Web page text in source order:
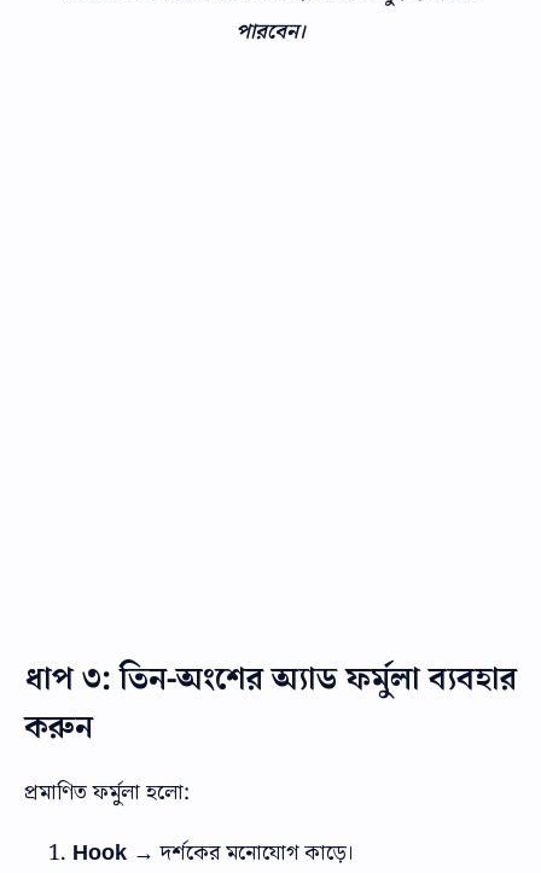
পারবেন।
ধাপ ৩: তিন-অংশের অ্যাড ফর্মুলা ব্যবহার
করুন
প্রমাণিত ফর্মুলা হলো:
Hook → দর্শকের মনোযোগ কাড়ে।